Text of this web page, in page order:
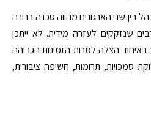
שני הארגונים מהווה סכנה ברורה
שנזקקים לעזרה מידית. לא ייתכן
הצלה למרות הזמינות הגבוהה
סמכויות, תרומות, חשיפה ציבורית,